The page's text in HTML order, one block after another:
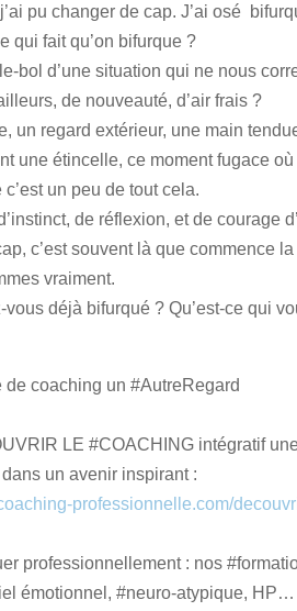
pu changer de cap. J’ai osé
qui fait qu’on bifurque ?
bol d’une situation qui ne nous
de nouveauté, d’air frais ?
un regard extérieur, une main
une étincelle, ce moment fugace
c’est un peu de tout cela.
de réflexion, et de courage
c’est souvent là que commence
vraiment.
vous déjà bifurqué ? Qu’est-ce qui
de coaching un #AutreRegard
LE #COACHING intégratif
un avenir inspirant :
professionnelle.com/
professionnellement : nos
émotionnel, #neuro-atypique, HP…